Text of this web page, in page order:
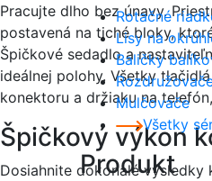
Rotačné
Lisy na
Baličky
Mulčovače
Všetky
Produkt
Pracujte dlho bez únavy.
postavená na tiché bloky,
Špičkové sedadlo a
ideálnej polohy. Všetky
konektoru a držiaku na
Špičkový výkon
Dosiahnite dokonalé výsledky